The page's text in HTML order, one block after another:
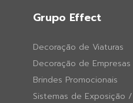
Grupo Effect
Decoração de Viaturas
Decoração de Empresas
Brindes Promocionais
Sistemas de Exposição